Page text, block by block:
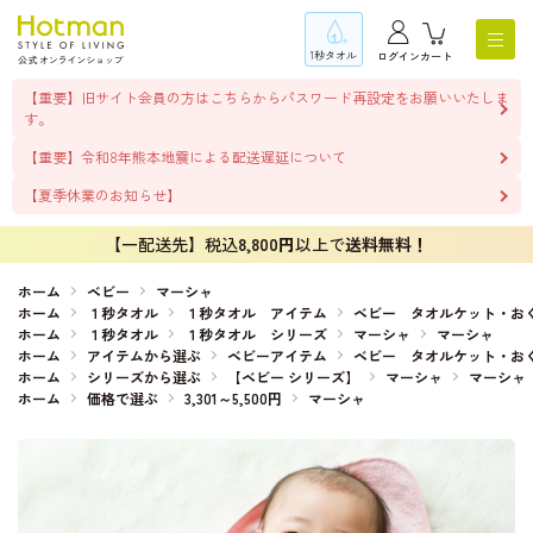
1秒タオル ログインカート
【重要】旧サイト会員の方はこちらからパスワード再設定をお願いいたしま
す。
【重要】令和8年熊本地震による配送遅延について
【夏季休業のお知らせ】
【一配送先】税込8,800円以上で送料無料！
ホーム ベビー
マーシャ
ホーム
１秒タオル １秒タオル アイテム
ベビー タオルケット・お
ホーム
１秒タオル １秒タオル シリーズ マーシャ
マーシャ
ホーム
アイテムから選ぶ ベビーアイテム
ベビー タオルケット・お
ホーム
シリーズから選ぶ 【ベビー シリーズ】 マーシャ
マーシャ
ホーム
価格で選ぶ 3,301～5,500円 マーシャ